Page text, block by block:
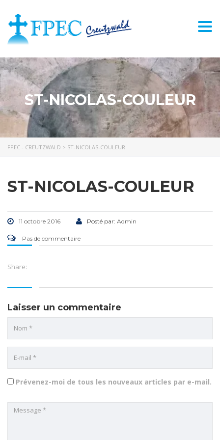
ST-NICOLAS-COULEUR
FPEC - CREUTZWALD > ST-NICOLAS-COULEUR
ST-NICOLAS-COULEUR
11 octobre 2016 Posté par: Admin
Pas de commentaire
Share:
Laisser un commentaire
Prévenez-moi de tous les nouveaux articles par e-mail.